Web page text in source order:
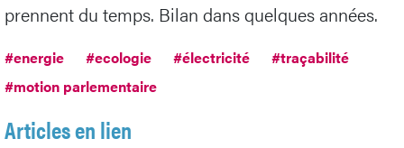
prennent du temps. Bilan dans quelques années.
#energie #ecologie #électricité
#traçabilité
#motion parlementaire
Articles en lien